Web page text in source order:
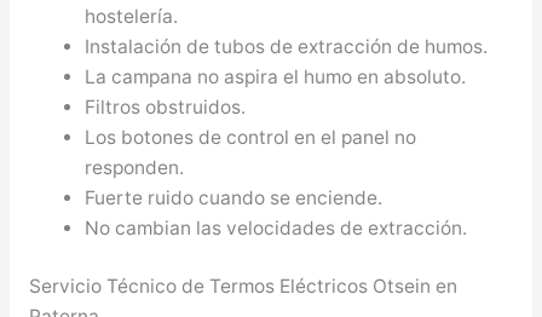
hostelería.
Instalación de tubos de extracción de humos.
La campana no aspira el humo en absoluto.
Filtros obstruidos.
Los botones de control en el panel no
responden.
Fuerte ruido cuando se enciende.
No cambian las velocidades de extracción.
Servicio Técnico de Termos Eléctricos Otsein en